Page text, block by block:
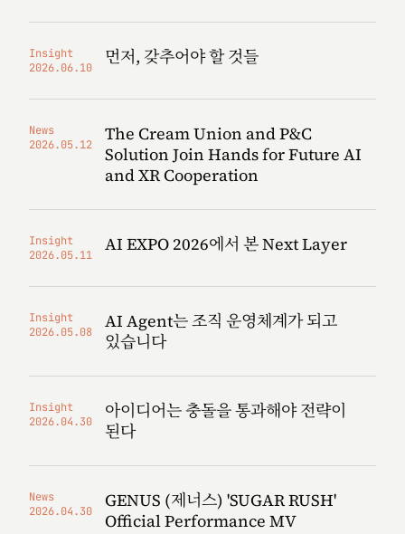
Insight
2026.06.10
먼저, 갖추어야 할 것들
News
2026.05.12
The Cream Union and P&C
Solution Join Hands for Future AI
and XR Cooperation
Insight
2026.05.11
AI EXPO 2026에서 본 Next Layer
Insight
2026.05.08
AI Agent는 조직 운영체계가 되고
있습니다
Insight
2026.04.30
아이디어는 충돌을 통과해야 전략이
된다
News
2026.04.30
GENUS (제너스) 'SUGAR RUSH'
Official Performance MV